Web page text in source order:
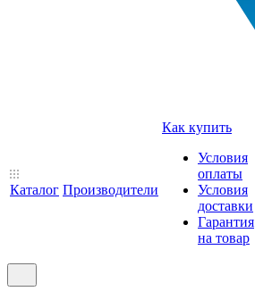
Каталог Производители
Как купить
Условия
оплаты
Условия
доставки
Гарантия
на товар